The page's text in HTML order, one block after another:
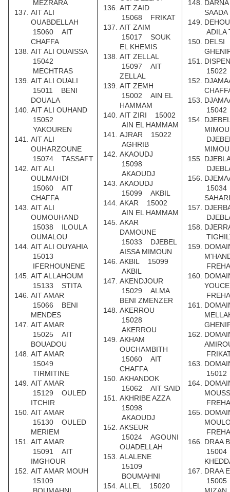
MEZRARA
AIT ALI
OUABDELLAH
15060 AIT
CHAFFA
AIT ALI OUAISSA
15042
MECHTRAS
AIT ALI OUALI
15011 BENI
DOUALA
AIT ALI OUHAND
15052
YAKOUREN
AIT ALI
OUHARZOUNE
15074 TASSAFT
AIT ALI
OULMAHDI
15060 AIT
CHAFFA
AIT ALI
OUMOUHAND
15038 ILOULA
OUMALOU
AIT ALI OUYAHIA
15013
IFERHOUNENE
AIT ALLAHOUM
15133 STITA
AIT AMAR
15066 BENI
MENDES
AIT AMAR
15025 AIT
BOUADOU
AIT AMAR
15049
TIRMITINE
AIT AMAR
15129 OULED
ITCHIR
AIT AMAR
15130 OULED
MERIEM
AIT AMAR
15091 AIT
IMGHOUR
AIT AMAR MOUH
15109
AIT ZAID
15068 FRIKAT
AIT ZAIM
15017 SOUK
EL KHEMIS
AIT ZELLAL
15097 AIT
ZELLAL
AIT ZEMH
15002 AIN EL
HAMMAM
AIT ZIRI 15002
AIN EL HAMMAM
AJRAR 15022
AGHRIB
AKAOUDJ
15098
AKAOUDJ
AKAOUDJ
15099 AKBIL
AKAR 15002
AIN EL HAMMAM
AKAR
DAMOUNE
15033 DJEBEL
AISSA MIMOUN
AKBIL 15099
AKBIL
AKENDJOUR
15029 ALMA
BENI ZMENZER
AKERROU
15028
AKERROU
AKHAM
OUCHAMBITH
15060 AIT
CHAFFA
AKHANDOK
15062 AIT SAID
AKHRIBE AZZA
15098
AKAOUDJ
AKSEUR
15024 AGOUNI
OUADELLAH
ALALENE
15109
BOUMAHNI
ALLEL 15020
SAADA
ADILA
FREHA
FREHA
FREHA
FREHA
DRAA
DRAA